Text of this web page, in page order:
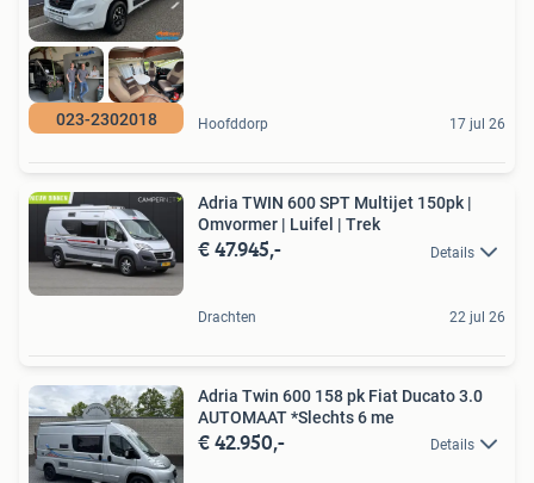
023-2302018 Hoofddorp 17 jul 26
Adria TWIN 600 SPT Multijet 150pk |
Omvormer | Luifel | Trek
€ 47.945,- Details
Drachten 22 jul 26
Adria Twin 600 158 pk Fiat Ducato 3.0
AUTOMAAT *Slechts 6 me
€ 42.950,- Details